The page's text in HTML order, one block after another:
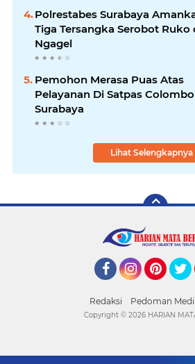
Polrestabes Surabaya
Tiga Tersangka Serobot Ruko
Ngagel
Pemohon Merasa Puas Atas
Pelayanan Di Satpas Colombo
Surabaya
Lihat Selengkapnya
Redaksi Pedoman
Copyright © 2026 HARIAN